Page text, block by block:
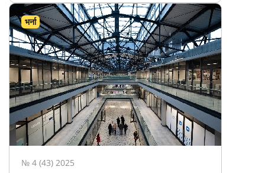
भर्ना
№ 4 (43) 2025